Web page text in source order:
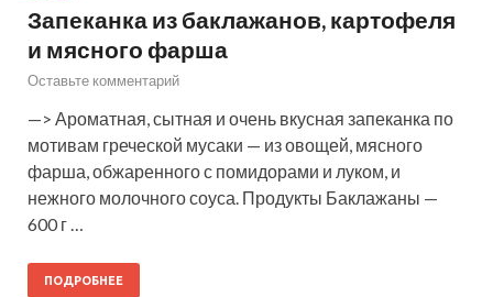
Запеканка из баклажанов, картофеля
и мясного фарша
Оставьте комментарий
—> Ароматная, сытная и очень вкусная запеканка по
мотивам греческой мусаки — из овощей, мясного
фарша, обжаренного с помидорами и луком, и
нежного молочного соуса. Продукты Баклажаны —
600 г …
ПОДРОБНЕЕ